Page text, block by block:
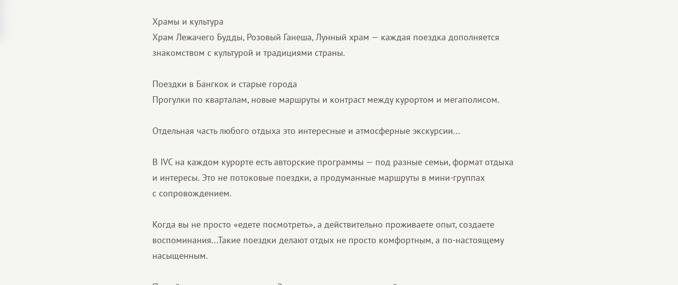
Храмы и культура
Храм Лежачего Будды, Розовый Ганеша, Лунный храм — каждая поездка дополняется
знакомством с культурой и традициями страны.
Поездки в Бангкок и старые города
Прогулки по кварталам, новые маршруты и контраст между курортом и мегаполисом.
Отдельная часть любого отдыха это интересные и атмосферные экскурсии...
В IVC на каждом курорте есть авторские программы — под разные семьи, формат отдыха
и интересы. Это не потоковые поездки, а продуманные маршруты в мини-группах
с сопровождением.
Когда вы не просто «едете посмотреть», а действительно проживаете опыт, создаете
воспоминания...Такие поездки делают отдых не просто комфортным, а по-настоящему
насыщенным.